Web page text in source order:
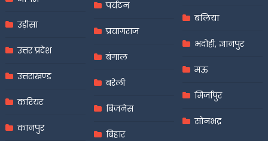
उड़ीसा
उत्तर प्रदेश
उत्तराखण्ड
करियर
कानपुर
पर्यटन
प्रयागराज
बंगाल
बरेली
बिजनेस
बिहार
बलिया
भदोही, ज्ञानपुर
मऊ
मिर्जापुर
सोनभद्र